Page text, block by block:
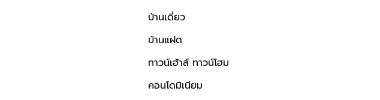
บ้านเดี่ยว
บ้านแฝด
ทาวน์เฮ้าส์ ทาวน์โฮม
คอนโดมิเนียม